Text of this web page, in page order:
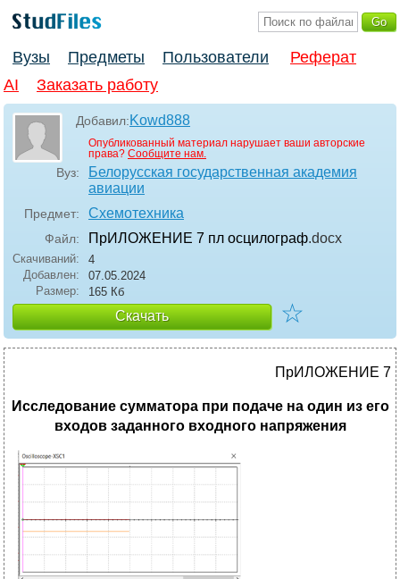
Вузы Предметы Пользователи
Реферат
AI
Заказать работу
Добавил:Kowd888
Опубликованный материал нарушает ваши авторские
права? Сообщите нам.
Вуз:
Белорусская государственная академия
авиации
Предмет: Схемотехника
Файл: ПрИЛОЖЕНИЕ 7 пл осцилограф.docx
Скачиваний:
4
Добавлен:
07.05.2024
Размер:
165 Кб
Скачать ☆
ПрИЛОЖЕНИЕ 7
Исследование сумматора при подаче на один из его
входов заданного входного напряжения